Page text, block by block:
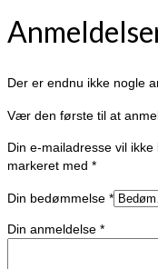
Der er endnu ikke nogle
Vær den første til at
Din e-mailadresse vil ikke
markeret med *
Din bedømmelse *
Din anmeldelse *